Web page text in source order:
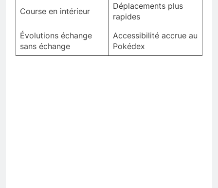
Course en intérieur
Déplacements plus
rapides
Évolutions échange
sans échange
Accessibilité accrue au
Pokédex